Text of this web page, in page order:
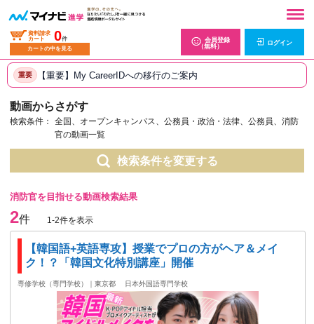
資料請求
カート
0件
カートの中を見る
会員登録
（無料）
ログイン
重要 【重要】My CareerIDへの移行のご案内
動画からさがす
検索条件：
全国、オープンキャンパス、公務員・政治・法律、公務員、消防
官の動画一覧
検索条件を変更する
消防官を目指せる動画検索結果
2件 1-2件を表示
【韓国語+英語専攻】授業でプロの方がヘア＆メイ
ク！？「韓国文化特別講座」開催
専修学校（専門学校）｜東京都 日本外国語専門学校